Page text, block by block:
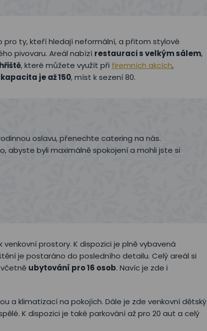
pro ty, kteří hledají neformální, a přitom stylové
pivovaru. Areál nabízí restauraci s velkým sálem,
, které můžete využít při firemních akcích,
kapacita je až 150, míst k sezení 80.
oslavu, přenechte catering na nás.
abyste byli maximálně spokojení a mohli jste si
venkovní prostory. K dispozici je plně vybavená
je postaráno do posledního detailu. Celý areál si
ubytování pro 16 osob. Navíc je zde i
a klimatizací na pokojích. Dále je zde venkovní dětský
K dispozici je také parkování až pro 20 aut a celý